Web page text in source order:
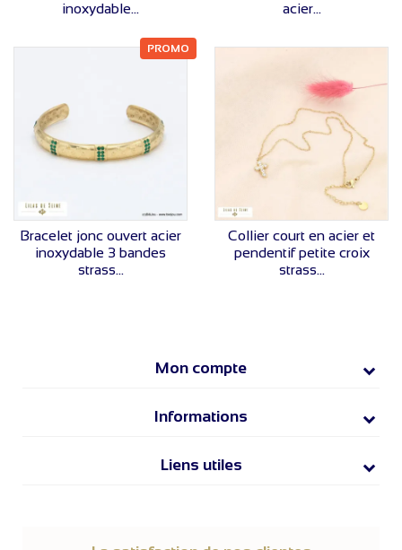
inoxydable...
acier...
VOIR LE PRIX
Bracelet jonc ouvert acier
inoxydable 3 bandes
strass...
PROMO
VOIR LE PRIX
Collier court en acier et
pendentif petite croix
strass...
Mon compte
Informations
Liens utiles